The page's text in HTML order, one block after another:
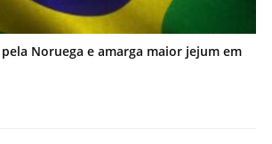
Noruega e amarga maior jejum em